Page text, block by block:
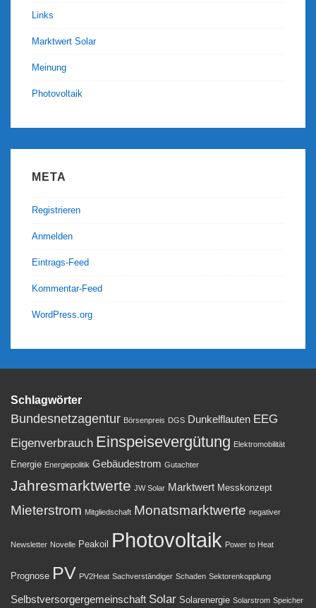
Links
Marktwert Solar
Meinung
Photovoltaik
META
Registrieren
Anmelden
Eintrags-Feed
Kommentar-Feed
WordPress.org
Schlagwörter
Bundesnetzagentur Börsenpreis DGS Dunkelflauten EEG
Eigenverbrauch Einspeisevergütung Elektromobilität
Energie Energiepolitik Gebäudestrom Gutachter
Jahresmarktwerte JW Solar Marktwert Messkonzept
Mieterstrom Mitgliedschaft Monatsmarktwerte negativer
Newsletter Novelle Peakoil Photovoltaik Power to Heat
Prognose PV PV2Heat Sachverständiger Schaden Sektorenkopplung
Selbstversorgergemeinschaft Solar Solarenergie Solarstrom Speicher